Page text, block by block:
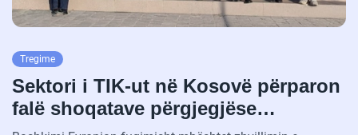
Tregime
Sektori i TIK-ut në Kosovë përparon
falë shoqatave përgjegjëse…